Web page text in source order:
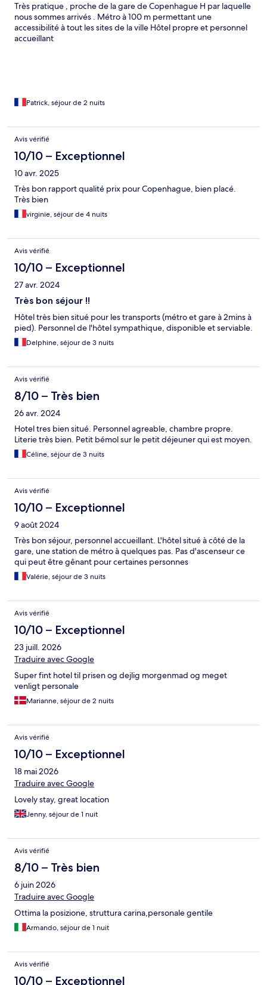
Très pratique , proche de la gare de Copenhague H par laquelle
nous sommes arrivés . Métro à 100 m permettant une
accessibilité à tout les sites de la ville Hôtel propre et personnel
accueillant
Patrick, séjour de 2 nuits
Avis vérifié
10/10 – Exceptionnel
10 avr. 2025
Très bon rapport qualité prix pour Copenhague, bien placé.
Très bien
virginie, séjour de 4 nuits
Avis vérifié
10/10 – Exceptionnel
27 avr. 2024
Très bon séjour !!
Hôtel très bien situé pour les transports (métro et gare à 2mins à
pied). Personnel de l'hôtel sympathique, disponible et serviable.
Delphine, séjour de 3 nuits
Avis vérifié
8/10 – Très bien
26 avr. 2024
Hotel tres bien situé. Personnel agreable, chambre propre.
Literie très bien. Petit bémol sur le petit déjeuner qui est moyen.
Céline, séjour de 3 nuits
Avis vérifié
10/10 – Exceptionnel
9 août 2024
Très bon séjour, personnel accueillant. L'hôtel situé à côté de la
gare, une station de métro à quelques pas. Pas d'ascenseur ce
qui peut être gênant pour certaines personnes
Valérie, séjour de 3 nuits
Avis vérifié
10/10 – Exceptionnel
23 juill. 2026
Traduire avec Google
Super fint hotel til prisen og dejlig morgenmad og meget
venligt personale
Marianne, séjour de 2 nuits
Avis vérifié
10/10 – Exceptionnel
18 mai 2026
Traduire avec Google
Lovely stay, great location
Jenny, séjour de 1 nuit
Avis vérifié
8/10 – Très bien
6 juin 2026
Traduire avec Google
Ottima la posizione, struttura carina,personale gentile
Armando, séjour de 1 nuit
Avis vérifié
10/10 – Exceptionnel